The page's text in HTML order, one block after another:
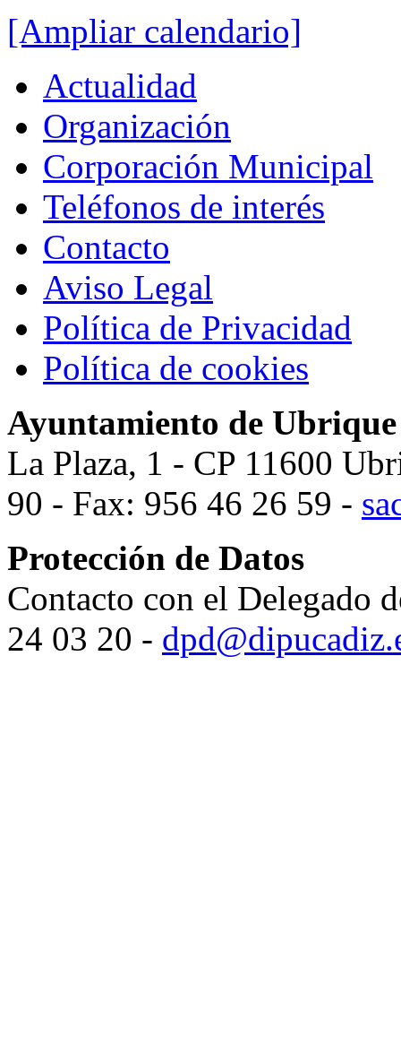
[Ampliar calendario]
Actualidad
Organización
Corporación Municipal
Teléfonos de interés
Contacto
Aviso Legal
Política de Privacidad
Política de cookies
Ayuntamiento de Ubrique
La Plaza, 1 - CP 11600
90 - Fax: 956 46 26 59 -
Protección de Datos
Contacto con el Delegado
24 03 20 -